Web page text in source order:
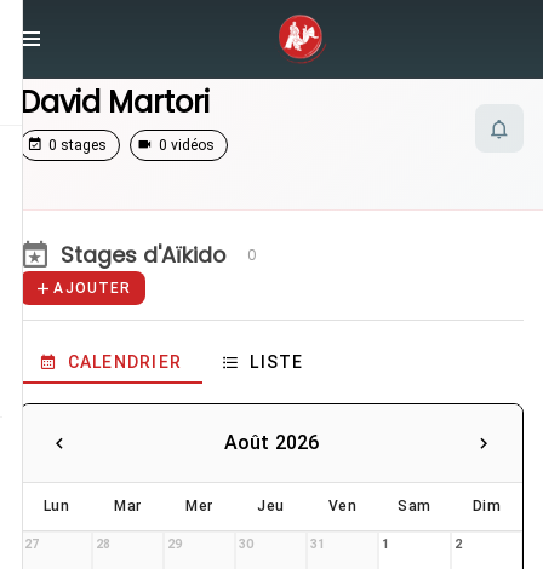
David Martori
David Martori
0 stages 0 vidéos
Stages d'Aïkido 0
AJOUTER
CALENDRIER LISTE
Août 2026
Lun Mar Mer Jeu Ven Sam Dim
27 28 29 30 31 1 2